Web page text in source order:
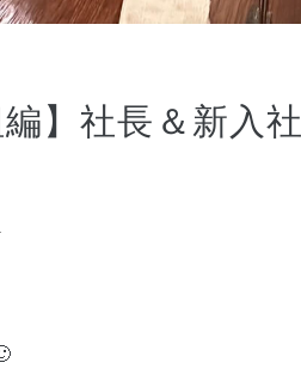
編】社長＆新入